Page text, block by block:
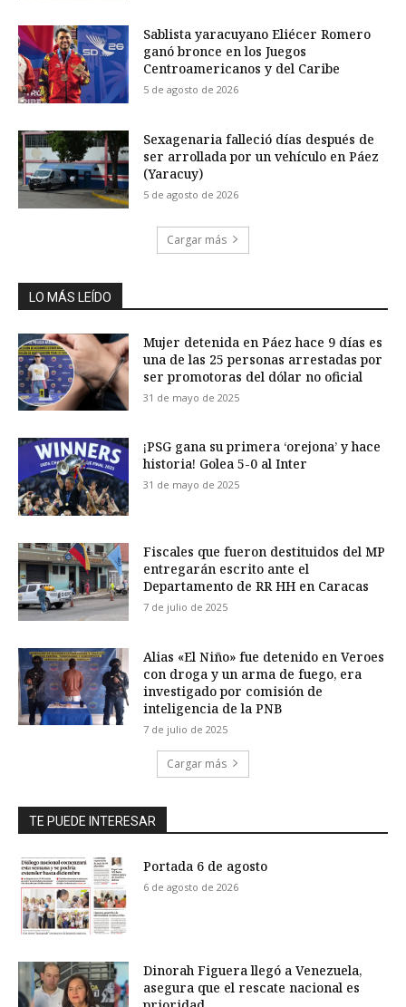
Sablista yaracuyano Eliécer Romero
ganó bronce en los Juegos
Centroamericanos y del Caribe
5 de agosto de 2026
Sexagenaria falleció días después de
ser arrollada por un vehículo en Páez
(Yaracuy)
5 de agosto de 2026
Cargar más
LO MÁS LEÍDO
Mujer detenida en Páez hace 9 días es
una de las 25 personas arrestadas por
ser promotoras del dólar no oficial
31 de mayo de 2025
¡PSG gana su primera ‘orejona’ y hace
historia! Golea 5-0 al Inter
31 de mayo de 2025
Fiscales que fueron destituidos del MP
entregarán escrito ante el
Departamento de RR HH en Caracas
7 de julio de 2025
Alias «El Niño» fue detenido en Veroes
con droga y un arma de fuego, era
investigado por comisión de
inteligencia de la PNB
7 de julio de 2025
Cargar más
TE PUEDE INTERESAR
Portada 6 de agosto
6 de agosto de 2026
Dinorah Figuera llegó a Venezuela,
asegura que el rescate nacional es